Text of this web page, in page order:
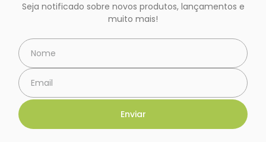
Seja notificado sobre novos produtos, lançamentos e
muito mais!